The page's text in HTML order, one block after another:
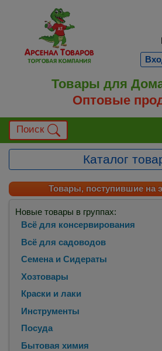
Товары для
Оптовые
Поиск
Каталог
Товары, поступившие на
Новые товары в группах:
Всё для консервирования
Всё для садоводов
Семена и Сидераты
Хозтовары
Краски и лаки
Инструменты
Посуда
Бытовая химия